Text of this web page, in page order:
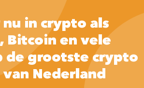
INTERNETTEN | PRAKTISCHE INFORMATIE
in crypto als
Bitcoin en vele
de grootste crypto
Nederland